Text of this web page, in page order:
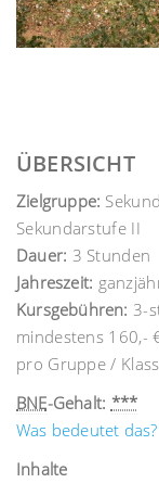
ÜBERSICHT
Zielgruppe:
Sekundarstufe II
Dauer: 3 Stunden
Jahreszeit:
Kursgebühren: 3-
mindestens 160,-
pro Gruppe /
BNE-Gehalt: ***
Was bedeutet das?
Inhalte